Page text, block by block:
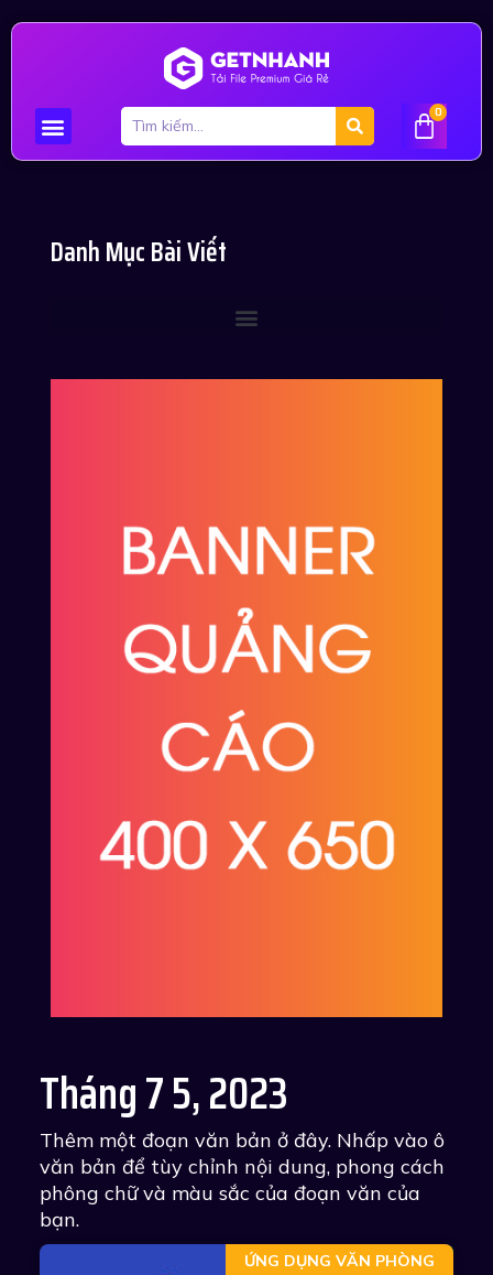
0
Danh Mục Bài Viết
Tháng 7 5, 2023
Thêm một đoạn văn bản ở đây. Nhấp vào ô
văn bản để tùy chỉnh nội dung, phong cách
phông chữ và màu sắc của đoạn văn của
bạn.
ỨNG DỤNG VĂN PHÒNG